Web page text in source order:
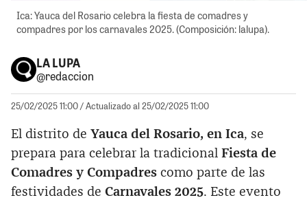
Ica: Yauca del Rosario celebra la fiesta de comadres y
compadres por los carnavales 2025. (Composición: lalupa).
LA LUPA
@redaccion
25/02/2025 11:00/ Actualizado al 25/02/2025 11:00
El distrito de Yauca del Rosario, en Ica, se
prepara para celebrar la tradicional Fiesta de
Comadres y Compadres como parte de las
festividades de Carnavales 2025. Este evento